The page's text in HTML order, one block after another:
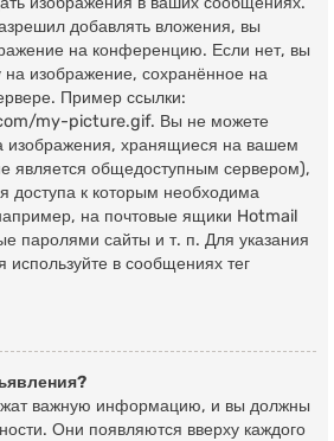
добавлять вложения, вы
на конференцию. Если нет, вы
на изображение, сохранённое на
Пример ссылки:
my-picture.gif. Вы не можете
изображения, хранящиеся на вашем
является общедоступным сервером),
доступа к которым необходима
на почтовые ящики Hotmail
паролями сайты и т. п. Для указания
используйте в сообщениях тег
важную информацию, и вы должны
Они появляются вверху каждого